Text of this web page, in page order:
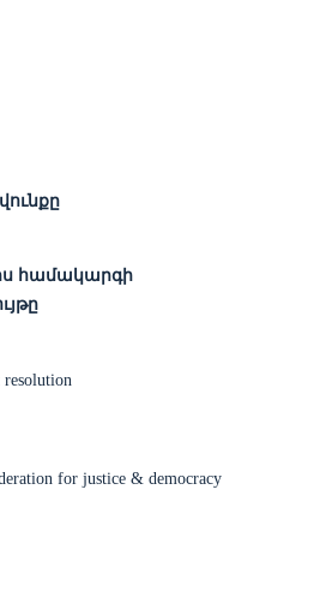
համակարգի
resolution
for justice & democracy